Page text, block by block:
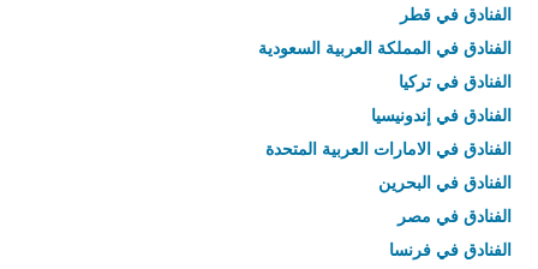
الفنادق في قطر
الفنادق في المملكة العربية السعودية
الفنادق في تركيا
الفنادق في إندونيسيا
الفنادق في الامارات العربية المتحدة
الفنادق في البحرين
الفنادق في مصر
الفنادق في فرنسا